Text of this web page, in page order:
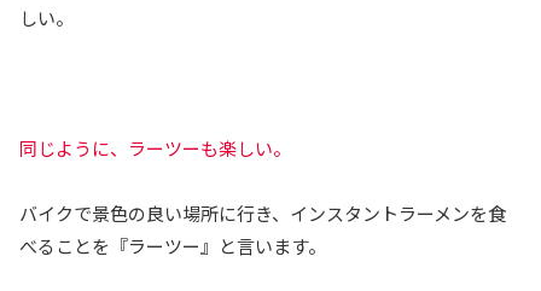
しい。
同じように、ラーツーも楽しい。
バイクで景色の良い場所に行き、インスタントラーメンを食
べることを『ラーツー』と言います。